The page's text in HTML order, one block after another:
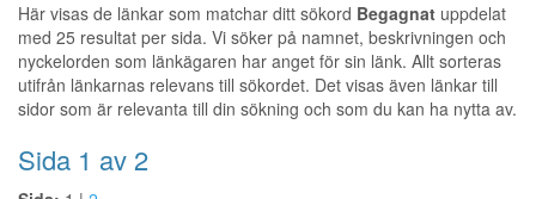
Här visas de länkar som matchar ditt sökord Begagnat uppdelat
med 25 resultat per sida. Vi söker på namnet, beskrivningen och
nyckelorden som länkägaren har anget för sin länk. Allt sorteras
utifrån länkarnas relevans till sökordet. Det visas även länkar till
sidor som är relevanta till din sökning och som du kan ha nytta av.
Sida 1 av 2